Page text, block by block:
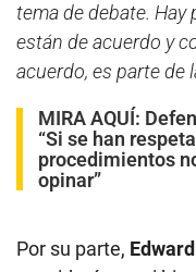
tema de debate.
están de acuerdo y
acuerdo, es parte de
MIRA AQUÍ:
“Si se han
procedimientos
opinar”
Por su parte,